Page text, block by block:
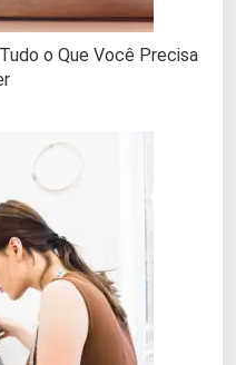
o Que Você Precisa